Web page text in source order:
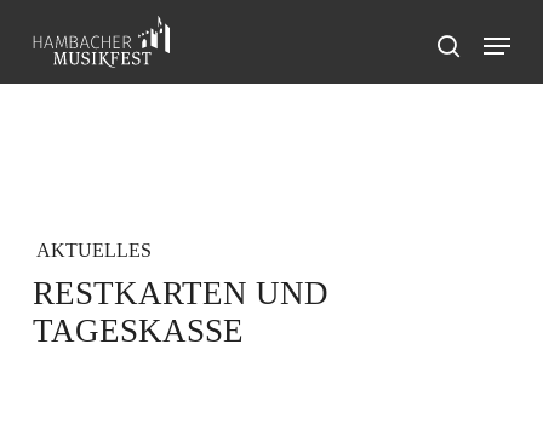
main
search
Menu
AKTUELLES
RESTKARTEN UND
TAGESKASSE